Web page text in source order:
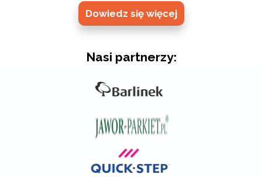
Dowiedz się więcej
Nasi partnerzy: